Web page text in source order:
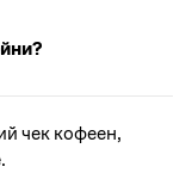
чек кофеен,